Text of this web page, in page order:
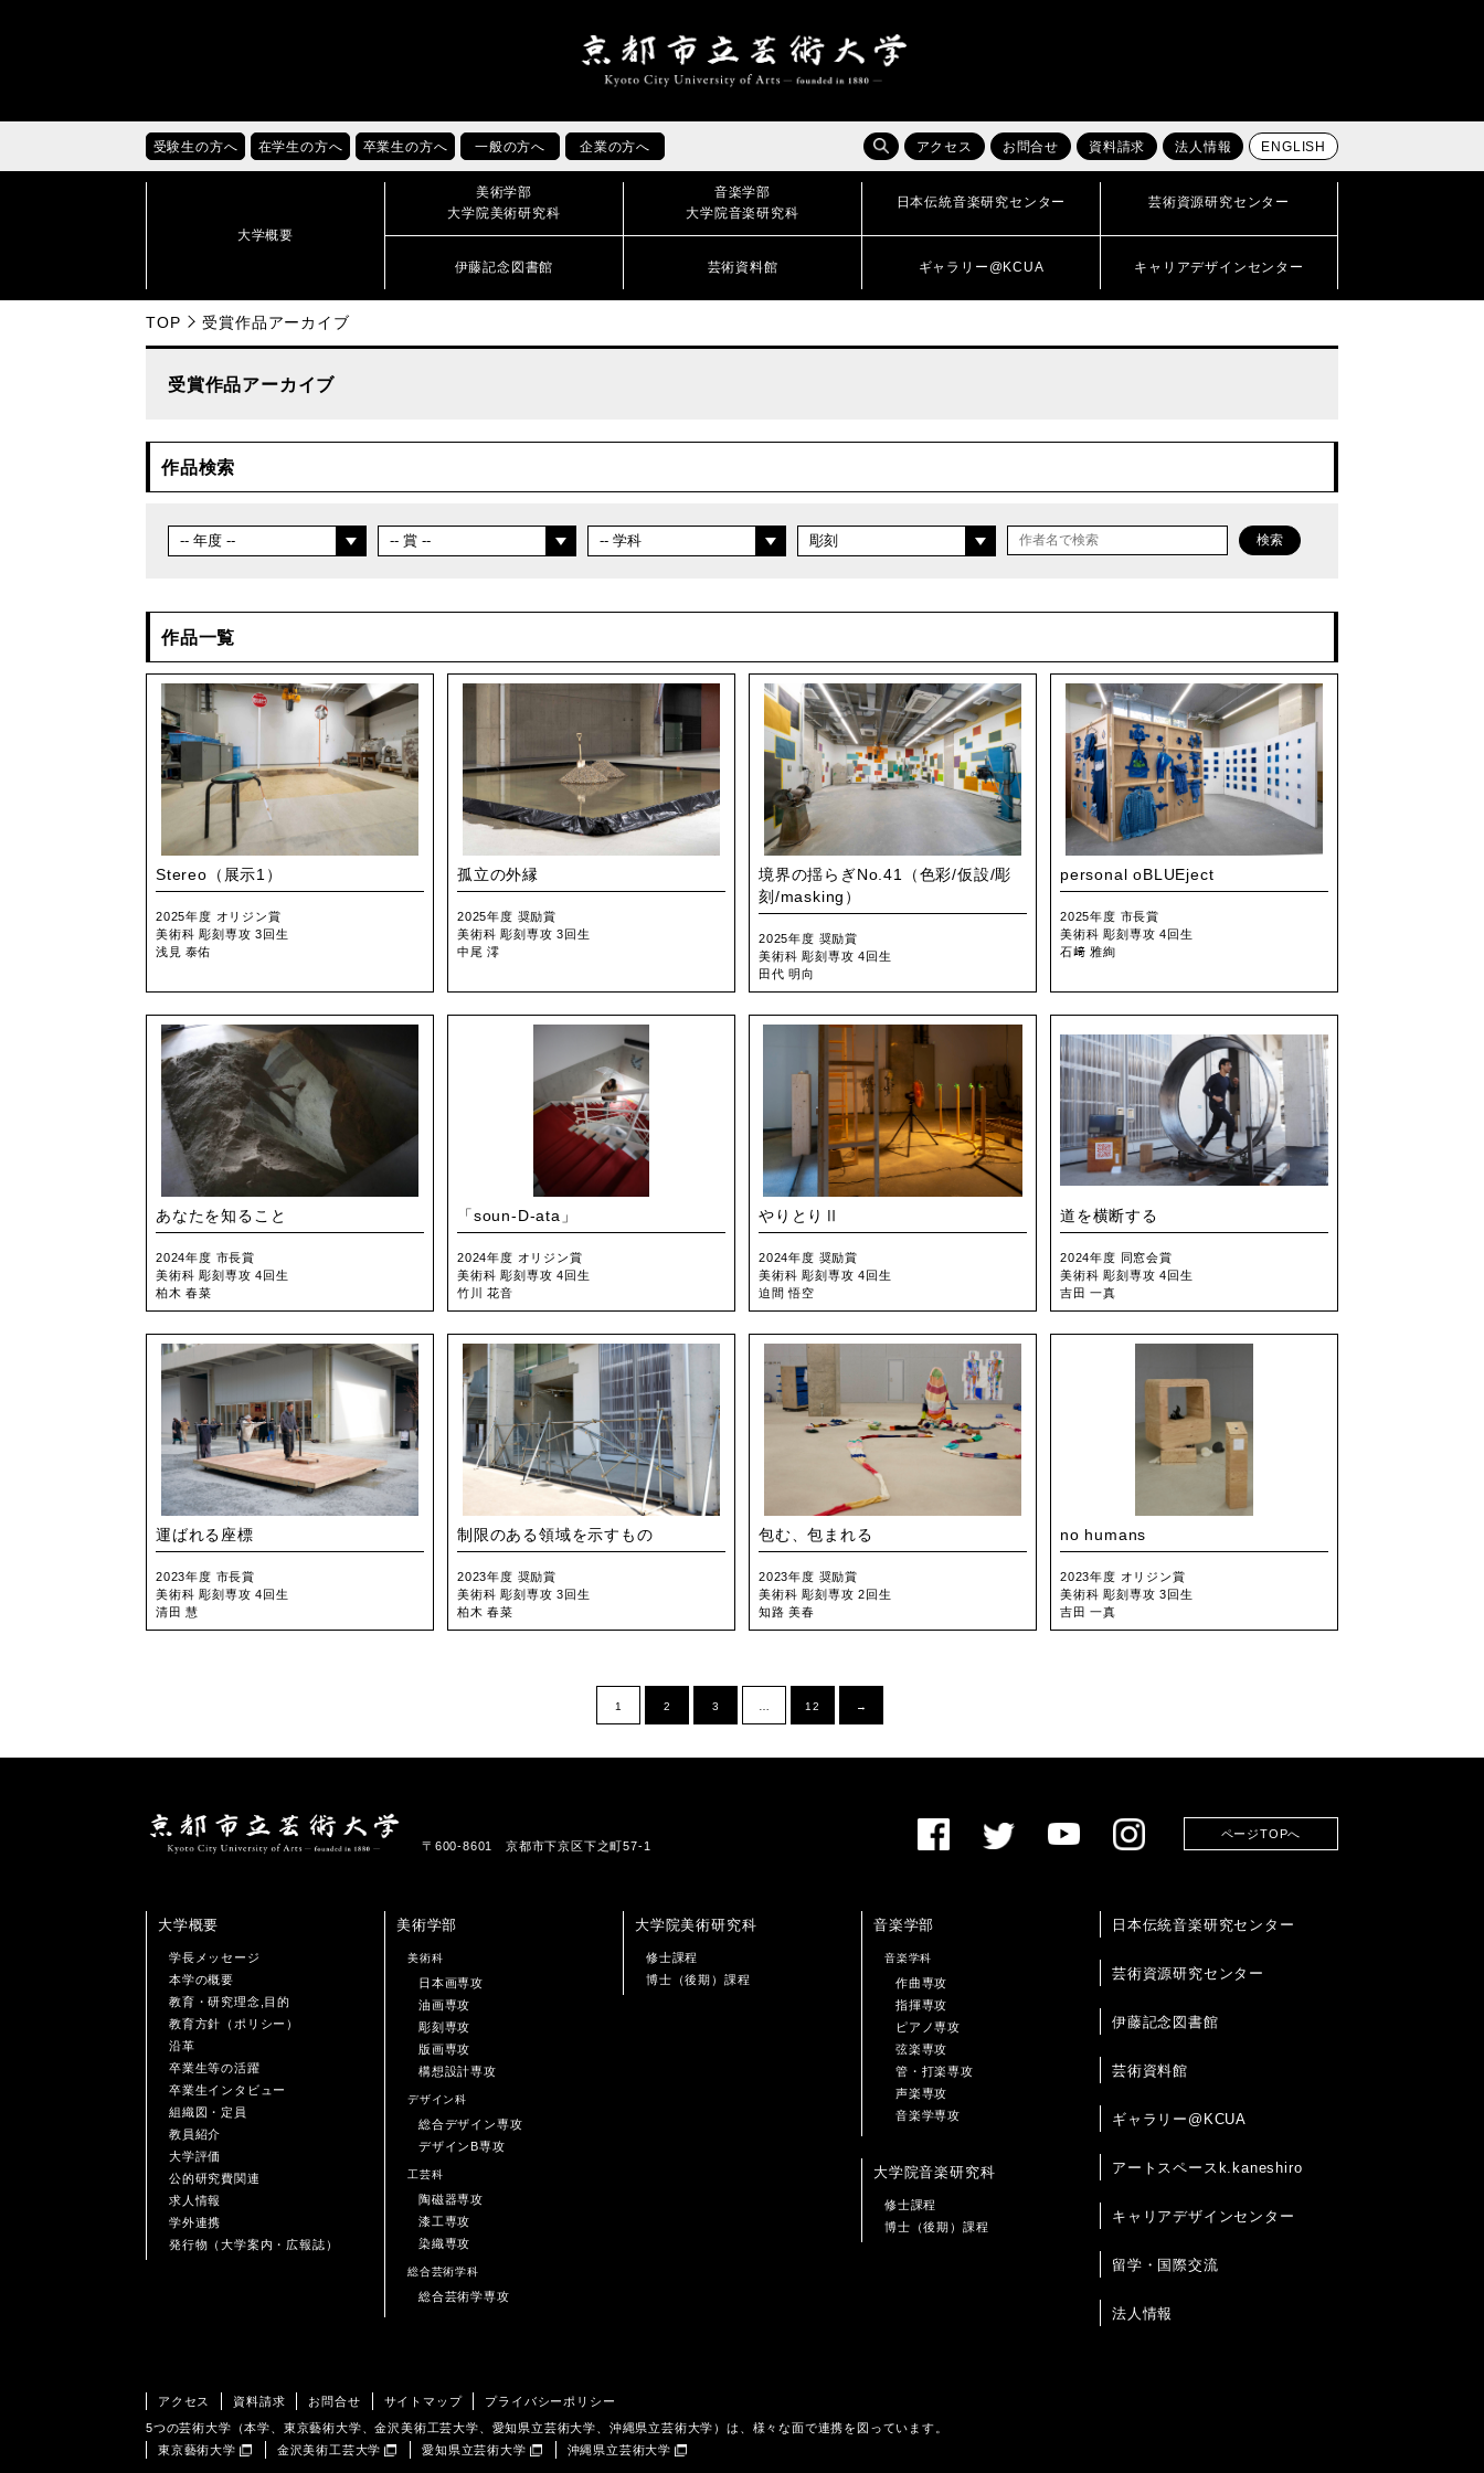
受験生の方へ 在学生の方へ 卒業生の方へ 一般の方へ 企業の方へ アクセス お問合せ 資料請求 法人情報 ENGLISH
大学概要
美術学部
大学院美術研究科
音楽学部
大学院音楽研究科
日本伝統音楽研究センター 芸術資源研究センター
伊藤記念図書館 芸術資料館 ギャラリー@KCUA キャリアデザインセンター
TOP 受賞作品アーカイブ
受賞作品アーカイブ
作品検索
検索
作品一覧
Stereo（展示1）
2025年度 オリジン賞
美術科 彫刻専攻 3回生
浅見 泰佑
孤立の外縁
2025年度 奨励賞
美術科 彫刻専攻 3回生
中尾 澪
境界の揺らぎNo.41（色彩/仮設/彫
刻/masking）
2025年度 奨励賞
美術科 彫刻専攻 4回生
田代 明向
personal oBLUEject
2025年度 市長賞
美術科 彫刻専攻 4回生
石﨑 雅絢
あなたを知ること
2024年度 市長賞
美術科 彫刻専攻 4回生
柏木 春菜
「soun-D-ata」
2024年度 オリジン賞
美術科 彫刻専攻 4回生
竹川 花音
やりとりⅡ
2024年度 奨励賞
美術科 彫刻専攻 4回生
迫間 悟空
道を横断する
2024年度 同窓会賞
美術科 彫刻専攻 4回生
吉田 一真
運ばれる座標
2023年度 市長賞
美術科 彫刻専攻 4回生
清田 慧
制限のある領域を示すもの
2023年度 奨励賞
美術科 彫刻専攻 3回生
柏木 春菜
包む、包まれる
2023年度 奨励賞
美術科 彫刻専攻 2回生
知路 美春
no humans
2023年度 オリジン賞
美術科 彫刻専攻 3回生
吉田 一真
1 2 3 12 →
〒600-8601 京都市下京区下之町57-1
ページTOPへ
大学概要
学長メッセージ
本学の概要
教育・研究理念,目的
教育方針（ポリシー）
沿革
卒業生等の活躍
卒業生インタビュー
組織図・定員
教員紹介
大学評価
公的研究費関連
求人情報
学外連携
発行物（大学案内・広報誌）
美術学部
美術科
日本画専攻
油画専攻
彫刻専攻
版画専攻
構想設計専攻
デザイン科
総合デザイン専攻
デザインB専攻
工芸科
陶磁器専攻
漆工専攻
染織専攻
総合芸術学科
総合芸術学専攻
大学院美術研究科
修士課程
博士（後期）課程
音楽学部
音楽学科
作曲専攻
指揮専攻
ピアノ専攻
弦楽専攻
管・打楽専攻
声楽専攻
音楽学専攻
大学院音楽研究科
修士課程
博士（後期）課程
日本伝統音楽研究センター
芸術資源研究センター
伊藤記念図書館
芸術資料館
ギャラリー@KCUA
アートスペースk.kaneshiro
キャリアデザインセンター
留学・国際交流
法人情報
アクセス 資料請求 お問合せ サイトマップ
プライバシーポリシー
5つの芸術大学（本学、東京藝術大学、金沢美術工芸大学、愛知県立芸術大学、沖縄県立芸術大学）は、様々な面で連携を図っています。
東京藝術大学
金沢美術工芸大学 愛知県立芸術大学 沖縄県立芸術大学